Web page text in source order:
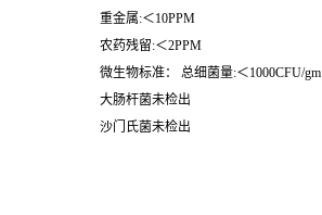
重金属:＜10PPM
农药残留:＜2PPM
微生物标准： 总细菌量:＜1000CFU/gm
大肠杆菌未检出
沙门氏菌未检出